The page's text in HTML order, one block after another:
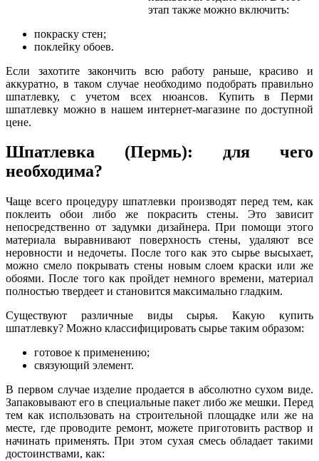
этап также можно включить:
покраску стен;
поклейку обоев.
Если захотите закончить всю работу раньше, красиво и
аккуратно, в таком случае необходимо подобрать правильно
шпатлевку, с учетом всех нюансов. Купить в Перми
шпатлевку можно в нашем интернет-магазине по доступной
цене.
Шпатлевка (Пермь): для чего
необходима?
Чаще всего процедуру шпатлевки производят перед тем, как
поклеить обои либо же покрасить стены. Это зависит
непосредственно от задумки дизайнера. При помощи этого
материала выравнивают поверхность стены, удаляют все
неровности и недочеты. После того как это сырье высыхает,
можно смело покрывать стены новым слоем краски или же
обоями. После того как пройдет немного времени, материал
полностью твердеет и становится максимально гладким.
Существуют различные виды сырья. Какую купить
шпатлевку? Можно классифицировать сырье таким образом:
готовое к применению;
связующий элемент.
В первом случае изделие продается в абсолютно сухом виде.
Запаковывают его в специальные пакет либо же мешки. Перед
тем как использовать на строительной площадке или же на
месте, где проводите ремонт, можете приготовить раствор и
начинать применять. При этом сухая смесь обладает такими
достоинствами, как: